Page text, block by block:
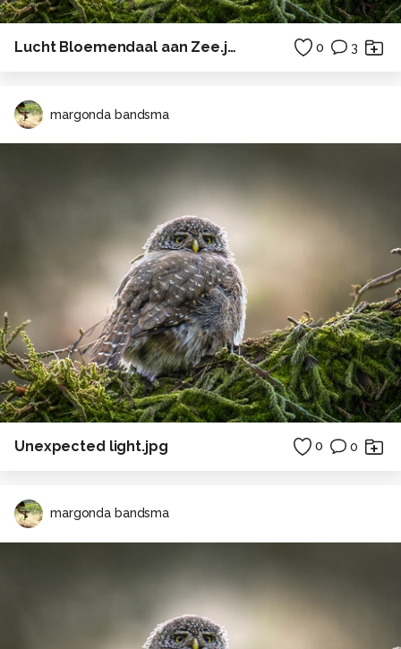
Lucht Bloemendaal aan Zee.jpg 0 3
margonda bandsma
Unexpected light.jpg 0 0
margonda bandsma